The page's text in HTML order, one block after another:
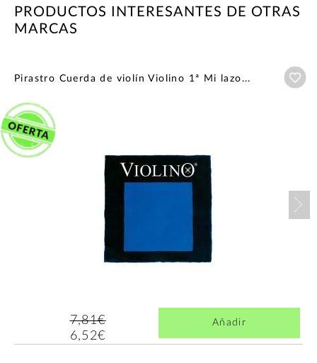
PRODUCTOS INTERESANTES DE OTRAS
MARCAS
Pirastro Cuerda de violín Violino 1ª Mi lazo...
7,81€
6,52€
Añadir